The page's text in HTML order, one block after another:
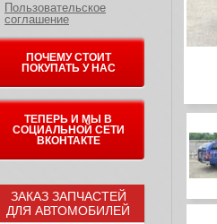
Пользовательское
соглашение
ПОЧЕМУ СТОИТ
ПОКУПАТЬ У НАС
ТЕПЕРЬ И МЫ В
СОЦИАЛЬНОЙ СЕТИ
ВКОНТАКТЕ
ЗАКАЗ ЗАПЧАСТЕЙ
ДЛЯ АВТОМОБИЛЕЙ